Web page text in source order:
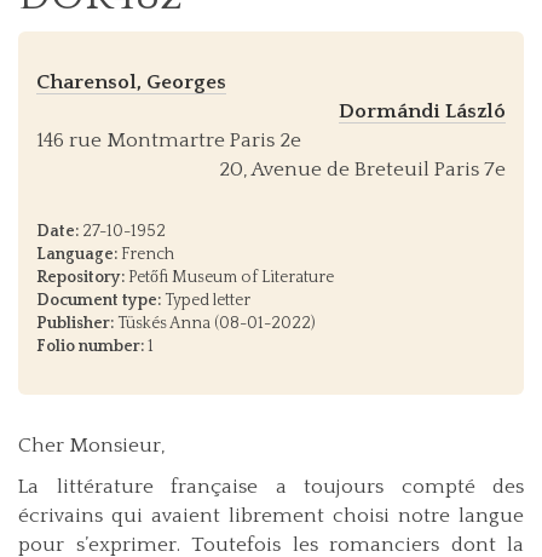
Charensol, Georges
Dormándi László
146 rue Montmartre Paris 2e
20, Avenue de Breteuil Paris 7e
Date: 27-10-1952
Language: French
Repository: Petőfi Museum of Literature
Document type: Typed letter
Publisher: Tüskés Anna (08-01-2022)
Folio number:1
Cher Monsieur,
La littérature française a toujours compté des
écrivains qui avaient librement choisi notre langue
pour s’exprimer. Toutefois les romanciers dont la